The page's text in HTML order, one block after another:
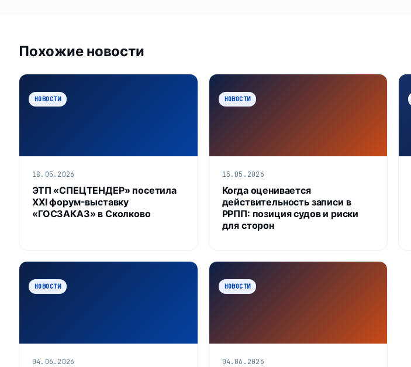
Похожие новости
НОВОСТИ
18.05.2026
ЭТП «СПЕЦТЕНДЕР» посетила
XXI форум-выставку
«ГОСЗАКАЗ» в Сколково
НОВОСТИ
15.05.2026
Когда оценивается
действительность записи в
РРПП: позиция судов и риски
для сторон
НОВОСТИ
04.06.2026
НОВОСТИ
04.06.2026